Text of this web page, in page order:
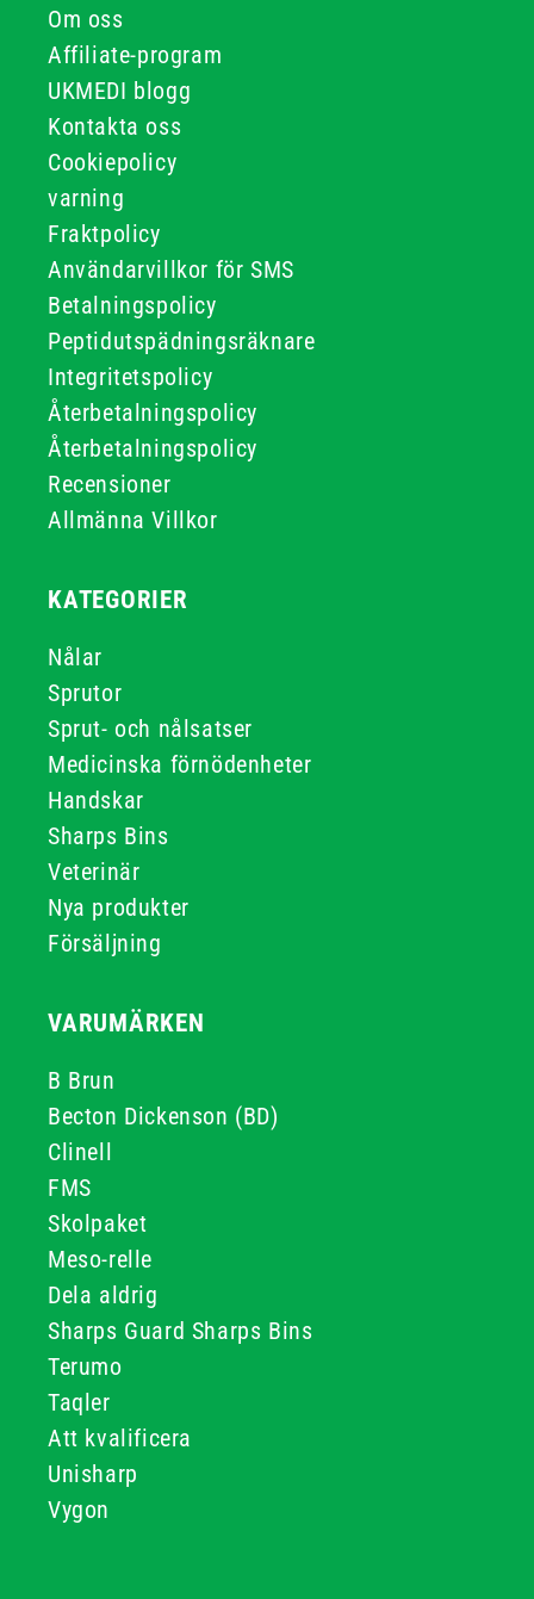
Om oss
Affiliate-program
UKMEDI blogg
Kontakta oss
Cookiepolicy
varning
Fraktpolicy
Användarvillkor för SMS
Betalningspolicy
Peptidutspädningsräknare
Integritetspolicy
Återbetalningspolicy
Återbetalningspolicy
Recensioner
Allmänna Villkor
KATEGORIER
Nålar
Sprutor
Sprut- och nålsatser
Medicinska förnödenheter
Handskar
Sharps Bins
Veterinär
Nya produkter
Försäljning
VARUMÄRKEN
B Brun
Becton Dickenson (BD)
Clinell
FMS
Skolpaket
Meso-relle
Dela aldrig
Sharps Guard Sharps Bins
Terumo
Taqler
Att kvalificera
Unisharp
Vygon